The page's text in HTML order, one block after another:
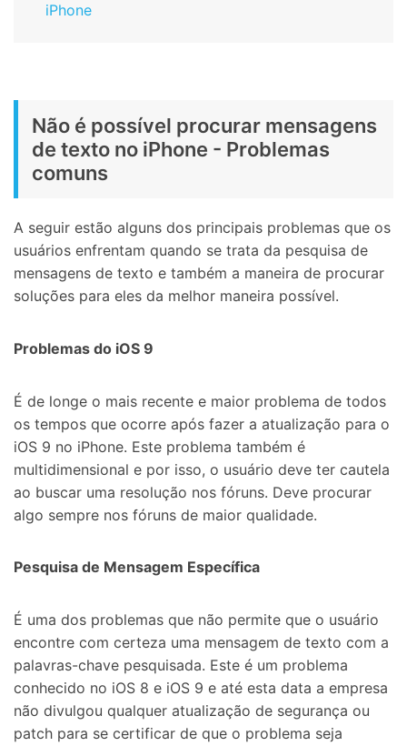
iPhone
Não é possível procurar mensagens
de texto no iPhone - Problemas
comuns
A seguir estão alguns dos principais problemas que os
usuários enfrentam quando se trata da pesquisa de
mensagens de texto e também a maneira de procurar
soluções para eles da melhor maneira possível.
Problemas do iOS 9
É de longe o mais recente e maior problema de todos
os tempos que ocorre após fazer a atualização para o
iOS 9 no iPhone. Este problema também é
multidimensional e por isso, o usuário deve ter cautela
ao buscar uma resolução nos fóruns. Deve procurar
algo sempre nos fóruns de maior qualidade.
Pesquisa de Mensagem Específica
É uma dos problemas que não permite que o usuário
encontre com certeza uma mensagem de texto com a
palavras-chave pesquisada. Este é um problema
conhecido no iOS 8 e iOS 9 e até esta data a empresa
não divulgou qualquer atualização de segurança ou
patch para se certificar de que o problema seja